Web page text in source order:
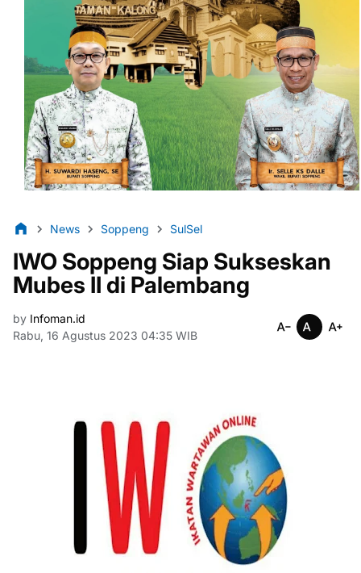
News Soppeng SulSel
IWO Soppeng Siap Sukseskan
Mubes II di Palembang
by Infoman.id
Rabu, 16 Agustus 2023 04:35 WIB